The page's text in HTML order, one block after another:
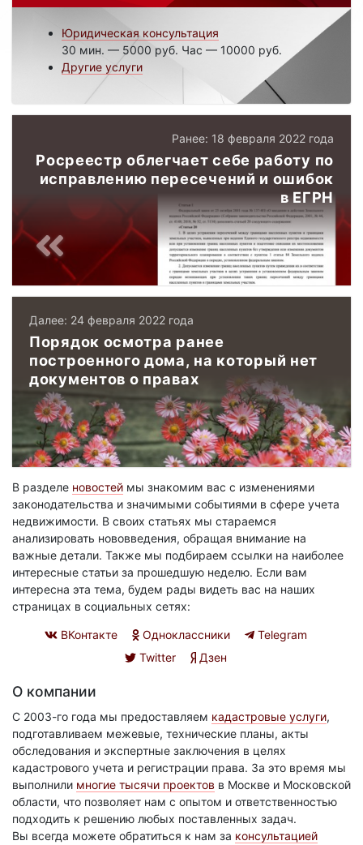
Юридическая консультация
30 мин. — 5000 руб. Час — 10000 руб.
Другие услуги
Ранее: 18 февраля 2022 года
Росреестр облегчает себе работу по
исправлению пересечений и ошибок
в ЕГРН
Далее: 24 февраля 2022 года
Порядок осмотра ранее
построенного дома, на который нет
документов о правах
В разделе новостей мы знакомим вас с изменениями
законодательства и значимыми событиями в сфере учета
недвижимости. В своих статьях мы стараемся
анализировать нововведения, обращая внимание на
важные детали. Также мы подбираем ссылки на наиболее
интересные статьи за прошедшую неделю. Если вам
интересна эта тема, будем рады видеть вас на наших
страницах в социальных сетях:
ВКонтакте Одноклассники
Telegram
Twitter
Дзен
О компании
С 2003-го года мы предоставляем кадастровые услуги,
подготавливаем межевые, технические планы, акты
обследования и экспертные заключения в целях
кадастрового учета и регистрации права. За это время мы
выполнили многие тысячи проектов в Москве и Московской
области, что позволяет нам с опытом и ответственностью
подходить к решению любых поставленных задач.
Вы всегда можете обратиться к нам за консультацией